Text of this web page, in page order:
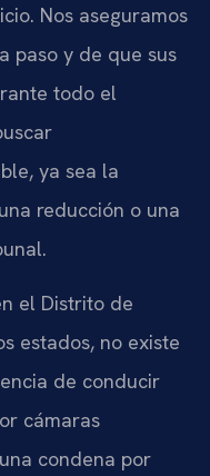
Nos aseguramos
paso y de que sus
todo el
ya sea la
reducción o una
el Distrito de
estados, no existe
de conducir
cámaras
condena por